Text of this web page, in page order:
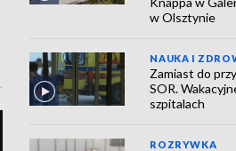
w Olsztynie
NAUKA I
Zamiast do
SOR.
szpitalach
ROZRYWKA